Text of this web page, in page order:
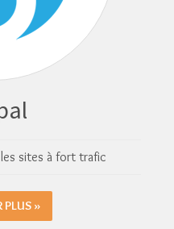
sites à fort trafic
PLUS »